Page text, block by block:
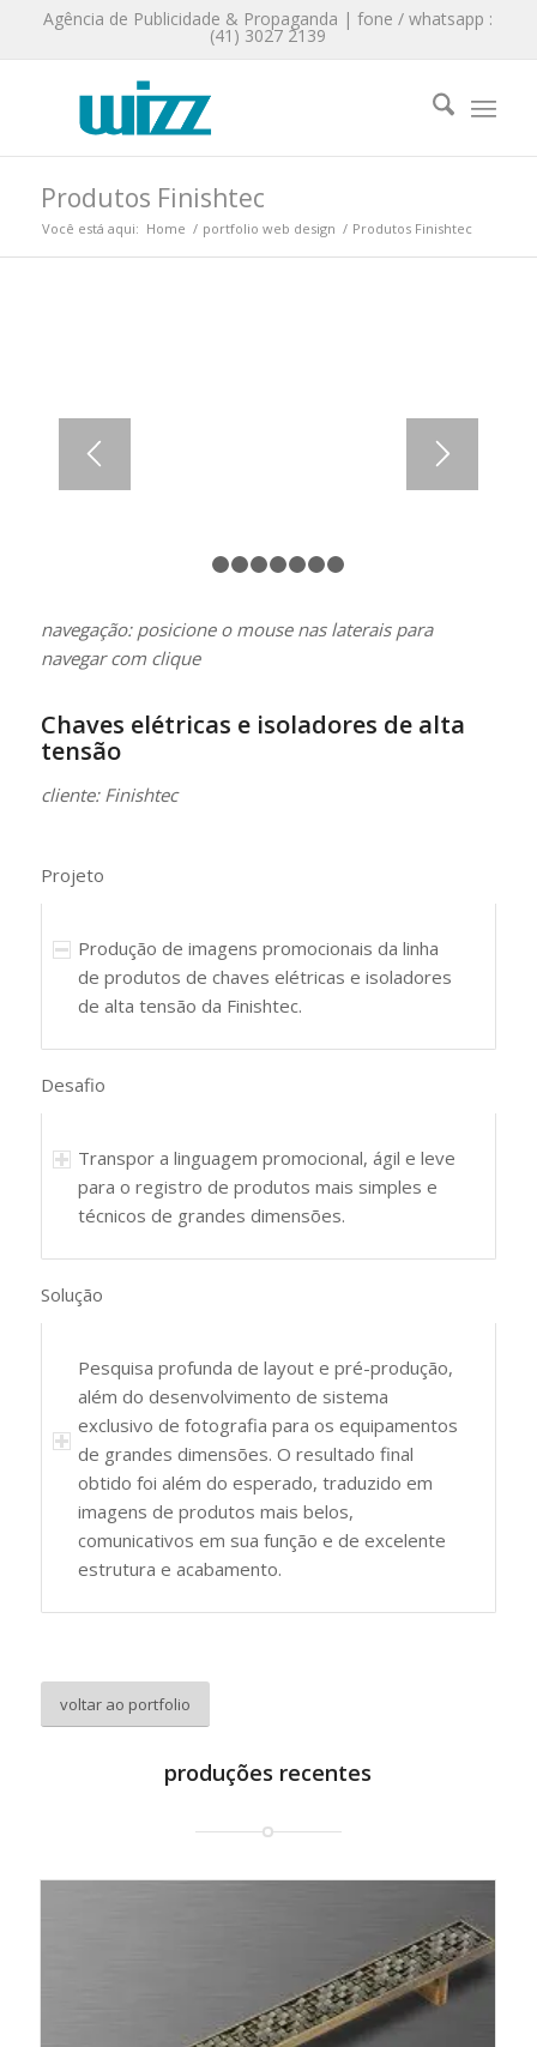
Agência de Publicidade & Propaganda | fone / whatsapp :
(41) 3027 2139
Produtos Finishtec
Você está aqui: Home / portfolio web design / Produtos Finishtec
1 2
navegação: posicione o mouse nas laterais para
navegar com clique
Chaves elétricas e isoladores de alta
tensão
cliente: Finishtec
Projeto
Produção de imagens promocionais da linha
de produtos de chaves elétricas e isoladores
de alta tensão da Finishtec.
Desafio
Transpor a linguagem promocional, ágil e leve
para o registro de produtos mais simples e
técnicos de grandes dimensões.
Solução
Pesquisa profunda de layout e pré-produção,
além do desenvolvimento de sistema
exclusivo de fotografia para os equipamentos
de grandes dimensões. O resultado final
obtido foi além do esperado, traduzido em
imagens de produtos mais belos,
comunicativos em sua função e de excelente
estrutura e acabamento.
voltar ao portfolio
produções recentes